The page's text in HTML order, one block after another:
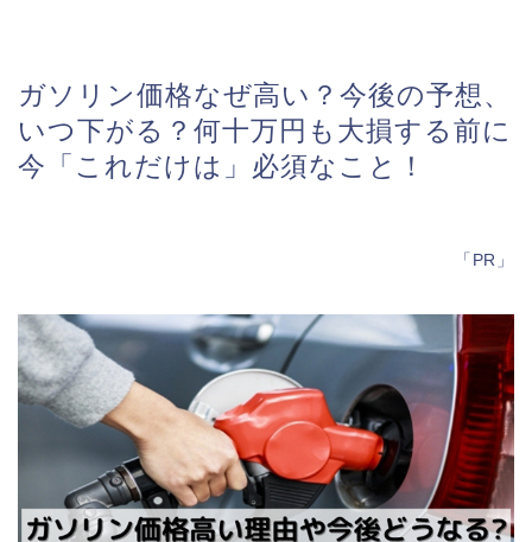
ガソリン価格なぜ高い？今後の予想、
いつ下がる？何十万円も大損する前に
今「これだけは」必須なこと！
「PR」